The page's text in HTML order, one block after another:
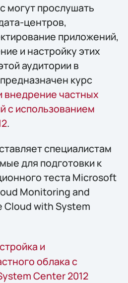
могут прослушать
центров,
приложений,
и настройку этих
аудитории в
курс
внедрение частных
с использованием
.
специалистам
для подготовки к
теста Microsoft
Monitoring and
Cloud with System
и
облака с
Center 2012